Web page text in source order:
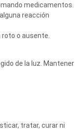
medicamentos.
reacción
roto o ausente.
de la luz. Mantener
tratar, curar ni